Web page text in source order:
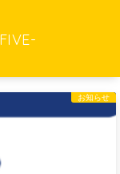
お知らせ